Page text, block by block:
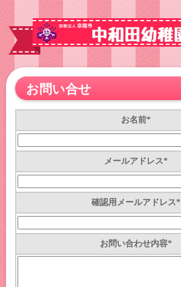
お問い合せ
お名前*
メールアドレス*
確認用メールアドレス*
お問い合わせ内容*